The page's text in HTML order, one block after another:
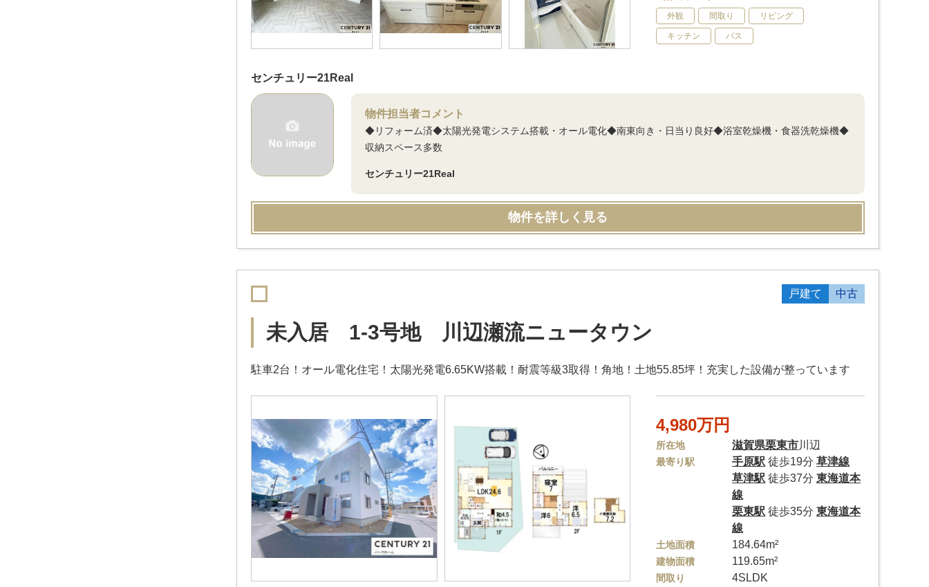
外観 間取り リビング
キッチン バス
センチュリー21Real
物件担当者コメント
◆リフォーム済◆太陽光発電システム搭載・オール電化◆南東向き・日当り良好◆浴室乾燥機・食器洗乾燥機◆
収納スペース多数
センチュリー21Real
物件を詳しく見る
戸建て 中古
未入居 1-3号地 川辺瀬流ニュータウン
駐車2台！オール電化住宅！太陽光発電6.65KW搭載！耐震等級3取得！角地！土地55.85坪！充実した設備が整っています
4,980万円
所在地 滋賀県栗東市川辺
最寄り駅 手原駅 徒歩19分草津線
草津駅 徒歩37分東海道本
線
栗東駅 徒歩35分東海道本
線
土地面積 184.64m²
建物面積 119.65m²
間取り 4SLDK